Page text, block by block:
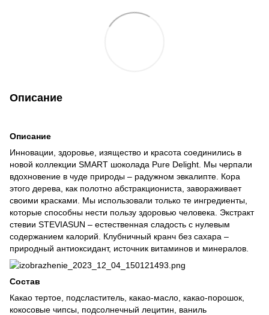
Описание
Описание
Инновации, здоровье, изящество и красота соединились в
новой коллекции SMART шоколада Pure Delight. Мы черпали
вдохновение в чуде природы – радужном эвкалипте. Кора
этого дерева, как полотно абстракциониста, завораживает
своими красками. Мы использовали только те ингредиенты,
которые способны нести пользу здоровью человека. Экстракт
стевии STEVIASUN – естественная сладость с нулевым
содержанием калорий. Клубничный кранч без сахара –
природный антиоксидант, источник витаминов и минералов.
Состав
Какао тертое, подсластитель, какао-масло, какао-порошок,
кокосовые чипсы, подсолнечный лецитин, ваниль